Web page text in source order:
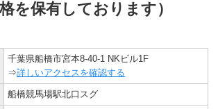
を保有しております）
千葉県船橋市宮本8-40-1 NKビル1F
⇒詳しいアクセスを確認する
船橋競馬場駅北口スグ